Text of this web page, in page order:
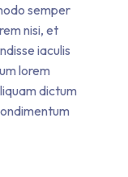
semper
nisi, et
iaculis
lorem
dictum